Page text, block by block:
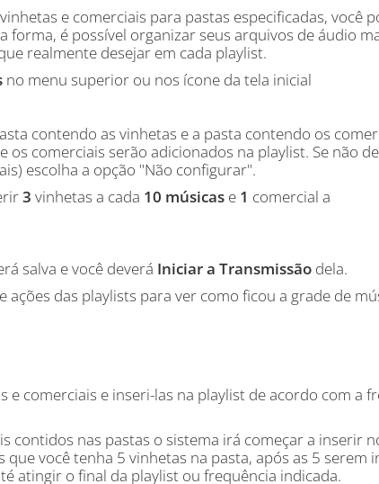
e comerciais para pastas especificadas, você
forma, é possível organizar seus arquivos de áudio
realmente desejar em cada playlist.
no menu superior ou nos ícone da tela inicial
contendo as vinhetas e a pasta contendo os
comerciais serão adicionados na playlist. Se não
escolha a opção "Não configurar".
3 vinhetas a cada 10 músicase 1 comercial a
salva e você deverá Iniciar a Transmissãodela.
ações das playlists para ver como ficou a grade de
comerciais e inseri-las na playlist de acordo com a
contidos nas pastas o sistema irá começar a inserir
você tenha 5 vinhetas na pasta, após as 5 serem
atingir o final da playlist ou frequência indicada.